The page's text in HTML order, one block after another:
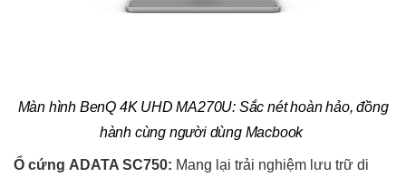
Màn hình BenQ 4K UHD MA270U: Sắc nét hoàn hảo, đồng
hành cùng người dùng Macbook
Ổ cứng ADATA SC750: Mang lại trải nghiệm lưu trữ di